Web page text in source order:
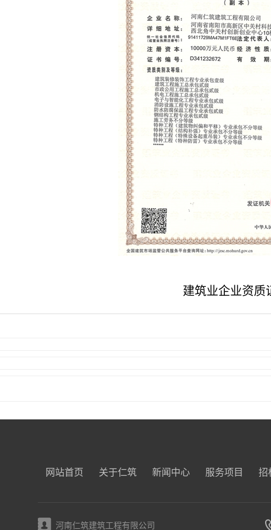
建筑业企业资质
网站首页 关于仁筑 新闻中心 服务项目 招
河南仁筑建筑工程有限公司